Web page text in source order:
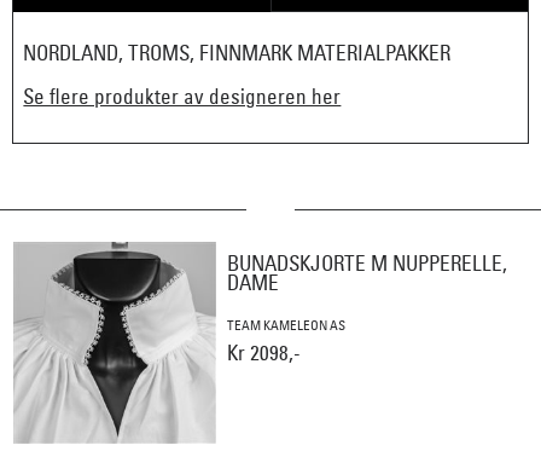
NORDLAND, TROMS, FINNMARK MATERIALPAKKER
Se flere produkter av designeren her
BUNADSKJORTE M NUPPERELLE,
DAME
TEAM KAMELEON AS
Kr 2098,-